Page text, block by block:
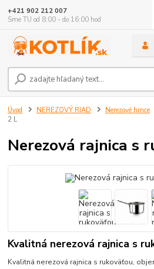
+421 902 212 007
Sme TU od 8:00 - do 16:00 hod
Úvod NEREZOVÝ RIAD Nerezové hrnce
2 L
Nerezová rajnica s
Kvalitná nerezová rajnica s
Kvalitná nerezová rajnica s rukoväťou,